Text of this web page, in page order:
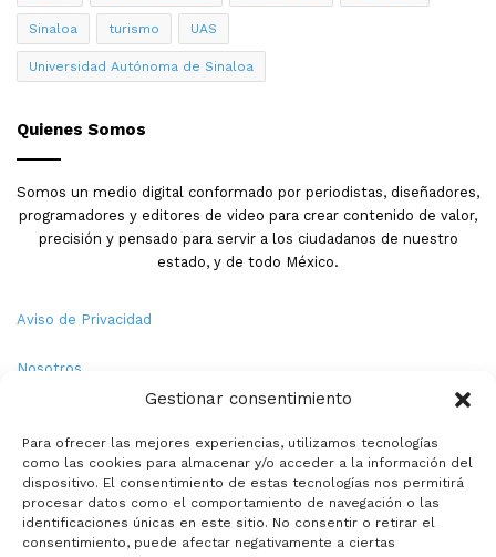
Gestionar consentimiento
Para ofrecer las mejores experiencias, utilizamos tecnologías
como las cookies para almacenar y/o acceder a la información del
dispositivo. El consentimiento de estas tecnologías nos permitirá
procesar datos como el comportamiento de navegación o las
identificaciones únicas en este sitio. No consentir o retirar el
consentimiento, puede afectar negativamente a ciertas
Sinaloa turismo UAS
Universidad Autónoma de Sinaloa
Quienes Somos
Somos un medio digital conformado por periodistas, diseñadores,
programadores y editores de video para crear contenido de valor,
precisión y pensado para servir a los ciudadanos de nuestro
estado, y de todo México.
Aviso de Privacidad
Nosotros
Política de Cookies
Contacto